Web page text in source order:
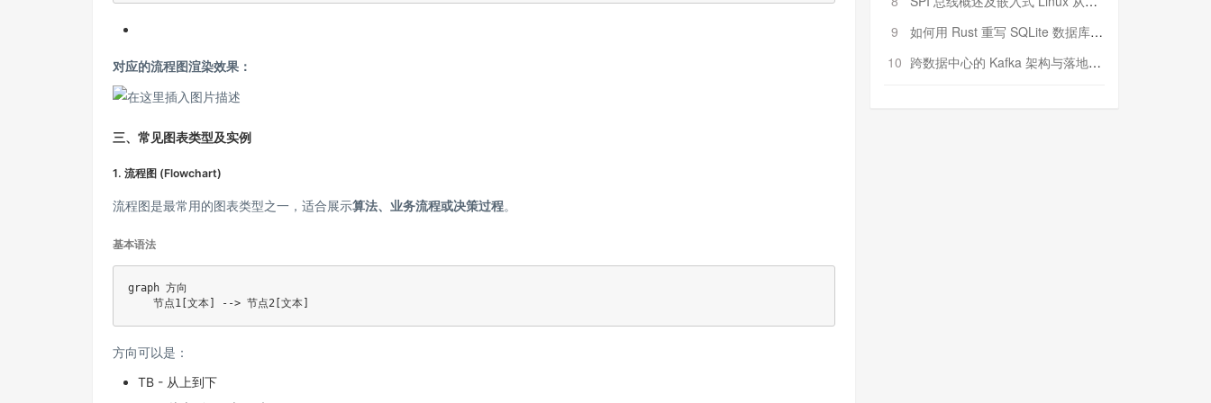
对应的流程图渲染效果：
三、常见图表类型及实例
1. 流程图 (Flowchart)
流程图是最常用的图表类型之一，适合展示算法、业务流程或决策过程。
基本语法
graph 方向
方向可以是：
TB - 从上到下
9
如何用 Rust 重写 SQLite 数据库（二）:是否有市场空间？
10 跨数据中心的 Kafka 架构与落地实战